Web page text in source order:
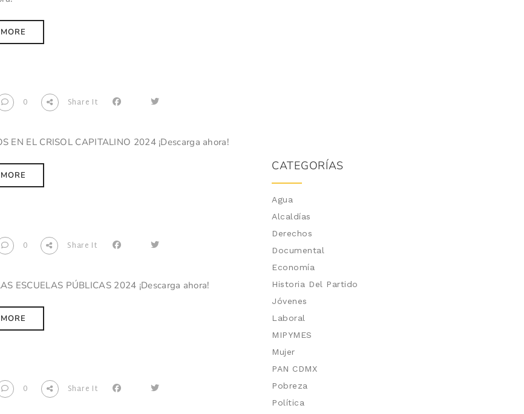
0 Share It
EN EL CRISOL CAPITALINO 2024 ¡Descarga ahora!
0 Share It
ESCUELAS PÚBLICAS 2024 ¡Descarga ahora!
0 Share It
CATEGORÍAS
Agua
Alcaldías
Derechos
Documental
Economía
Historia Del Partido
Jóvenes
Laboral
MIPYMES
Mujer
PAN CDMX
Pobreza
Política